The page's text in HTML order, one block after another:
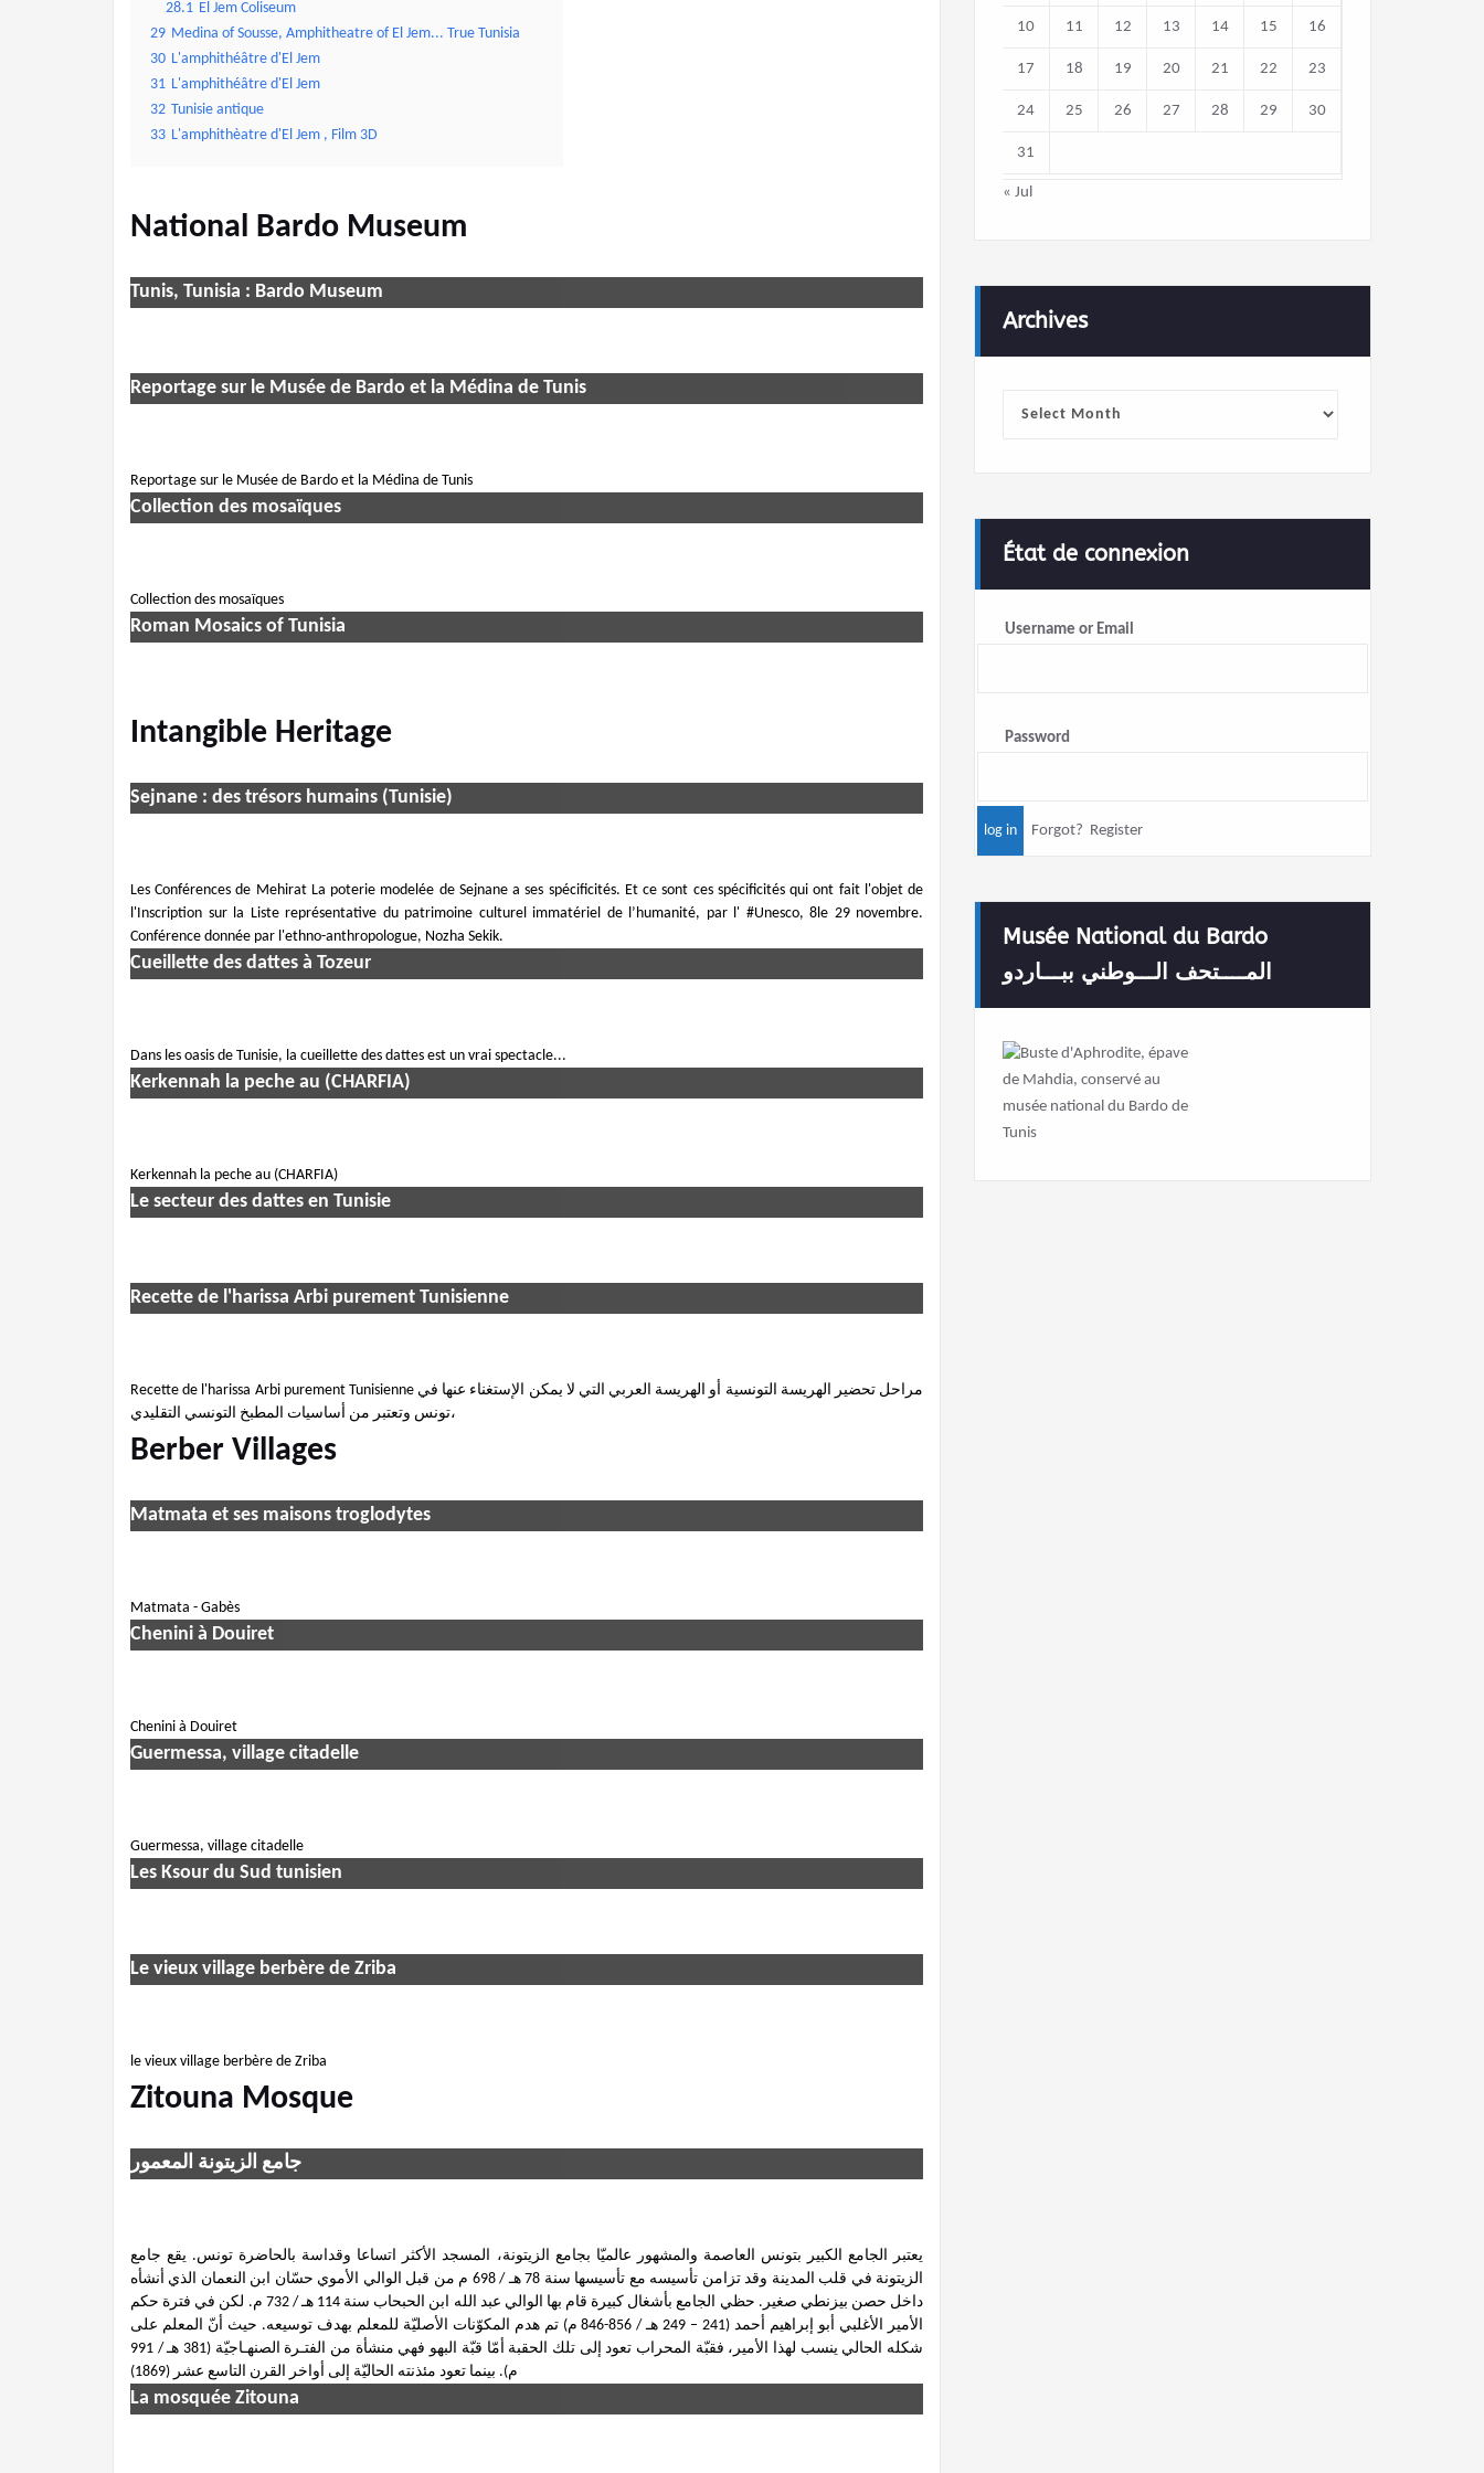
28.1 El Jem Coliseum
29 Medina of Sousse, Amphitheatre of El Jem... True Tunisia
30 L'amphithéâtre d'El Jem
31 L'amphithéâtre d'El Jem
32 Tunisie antique
33 L'amphithèatre d'El Jem , Film 3D
National Bardo Museum
Tunis, Tunisia : Bardo Museum
Reportage sur le Musée de Bardo et la Médina de Tunis
Reportage sur le Musée de Bardo et la Médina de Tunis
Collection des mosaïques
Collection des mosaïques
Roman Mosaics of Tunisia
Intangible Heritage
Sejnane : des trésors humains (Tunisie)
Les Conférences de Mehirat La poterie modelée de Sejnane a ses spécificités. Et ce sont ces spécificités qui ont fait l'objet de
l'Inscription sur la Liste représentative du patrimoine culturel immatériel de l’humanité, par l' #Unesco​, 8le 29 novembre.
Conférence donnée par l'ethno-anthropologue, Nozha Sekik.
Cueillette des dattes à Tozeur
Dans les oasis de Tunisie, la cueillette des dattes est un vrai spectacle...
Kerkennah la peche au (CHARFIA)
Kerkennah la peche au (CHARFIA)
Le secteur des dattes en Tunisie
Recette de l'harissa Arbi purement Tunisienne
Recette de l'harissa Arbi purement Tunisienne مراحل تحضير الهريسة التونسية أو الهريسة العربي التي لا يمكن الإستغناء عنها في
تونس وتعتبر من أساسيات المطبخ التونسي التقليدي،
Berber Villages
Matmata et ses maisons troglodytes
Matmata - Gabès
Chenini à Douiret
Chenini à Douiret
Guermessa, village citadelle
Guermessa, village citadelle
Les Ksour du Sud tunisien
Le vieux village berbère de Zriba
le vieux village berbère de Zriba
Zitouna Mosque
جامع الزيتونة المعمور
يعتبر الجامع الكبير بتونس العاصمة والمشهور عالميّا بجامع الزيتونة، المسجد الأكثر اتساعا وقداسة بالحاضرة تونس. يقع جامع
الزيتونة في قلب المدينة وقد تزامن تأسيسه مع تأسيسها سنة 78 هـ / 698 م من قبل الوالي الأموي حسّان ابن النعمان الذي أنشأه
داخل حصن بيزنطي صغير. حظي الجامع بأشغال كبيرة قام بها الوالي عبد الله ابن الحبحاب سنة 114 هـ / 732 م. لكن في فترة حكم
الأمير الأغلبي أبو إبراهيم أحمد (241 – 249 هـ / 856-846 م) تم هدم المكوّنات الأصليّة للمعلم بهدف توسيعه. حيث أنّ المعلم على
شكله الحالي ينسب لهذا الأمير، فقبّة المحراب تعود إلى تلك الحقبة أمّا قبّة البهو فهي منشأة من الفتـرة الصنهـاجيّة (381 هـ / 991
م). بينما تعود مئذنته الحاليّة إلى أواخر القرن التاسع عشر (1869)
La mosquée Zitouna
10 11 12 13 14 15 16
17 18 19 20 21 22 23
24 25 26 27 28 29 30
31
« Jul
Archives
État de connexion
Username or Email
Password
Forgot? Register
Musée National du Bardo
المــــتحف الـــوطني ببـــاردو